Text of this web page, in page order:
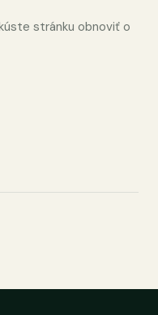
stránku obnoviť o